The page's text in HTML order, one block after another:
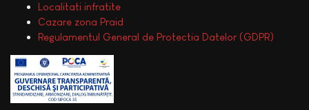
Localitati infratite
Cazare zona Praid
Regulamentul General de Protectia Datelor (GDPR)